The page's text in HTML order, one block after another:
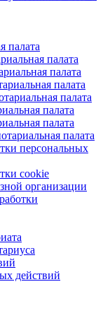
палата
палата
палата
палата
палата
палата
палата
палата
персональных
cookie
организации
действий